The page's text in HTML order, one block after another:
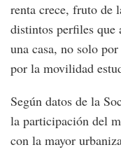
renta crece, fruto de
distintos perfiles que
una casa, no solo
por la movilidad
Según datos de la
la participación del
con la mayor